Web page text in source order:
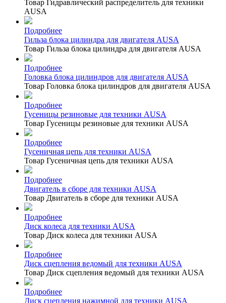
Товар Гидравлический распределитель для техники
AUSA
Подробнее
Гильза блока цилиндра для двигателя AUSA
Товар Гильза блока цилиндра для двигателя AUSA
Подробнее
Головка блока цилиндров для двигателя AUSA
Товар Головка блока цилиндров для двигателя AUSA
Подробнее
Гусеницы резиновые для техники AUSA
Товар Гусеницы резиновые для техники AUSA
Подробнее
Гусеничная цепь для техники AUSA
Товар Гусеничная цепь для техники AUSA
Подробнее
Двигатель в сборе для техники AUSA
Товар Двигатель в сборе для техники AUSA
Подробнее
Диск колеса для техники AUSA
Товар Диск колеса для техники AUSA
Подробнее
Диск сцепления ведомый для техники AUSA
Товар Диск сцепления ведомый для техники AUSA
Подробнее
Диск сцепления нажимной для техники AUSA